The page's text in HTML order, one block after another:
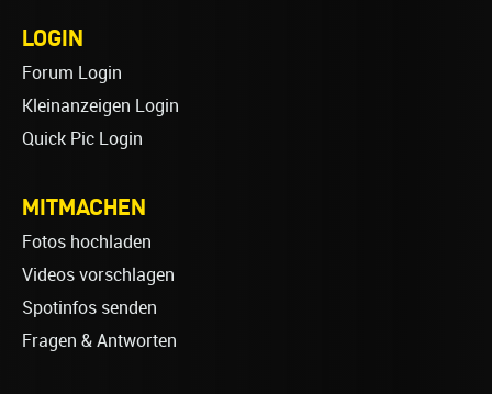
LOGIN
Forum Login
Kleinanzeigen Login
Quick Pic Login
MITMACHEN
Fotos hochladen
Videos vorschlagen
Spotinfos senden
Fragen & Antworten